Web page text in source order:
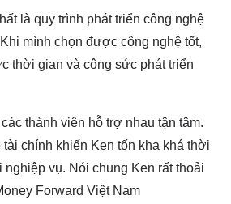
là quy trình phát triển công nghệ
mình chọn được công nghệ tốt,
thời gian và công sức phát triển
thành viên hỗ trợ nhau tận tâm.
chính khiến Ken tốn kha khá thời
vụ. Nói chung Ken rất thoải
Forward Việt Nam